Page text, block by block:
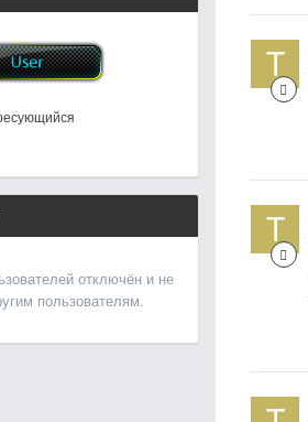
отключён и не
пользователям.